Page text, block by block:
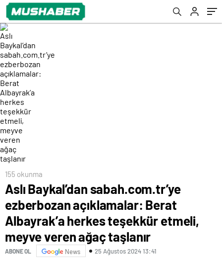
teşekkür etmeli, meyve veren ağaç taşlanır
155 okunma
Aslı Baykal’dan sabah.com.tr’ye
ezberbozan açıklamalar: Berat
Albayrak’a herkes teşekkür etmeli,
meyve veren ağaç taşlanır
ABONE OL News 25 Ağustos 2024 13:41